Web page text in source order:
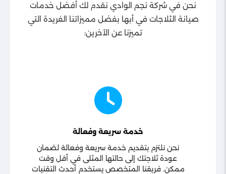
نحن في شركة نجم الوادي نقدم لك أفضل خدمات
صيانة الثلاجات في أبها بفضل مميزاتنا الفريدة التي
تميزنا عن الآخرين:
خدمة سريعة وفعالة
نحن نلتزم بتقديم خدمة سريعة وفعالة لضمان
عودة ثلاجتك إلى حالتها المثلى في أقل وقت
ممكن. فريقنا المتخصص يستخدم أحدث التقنيات